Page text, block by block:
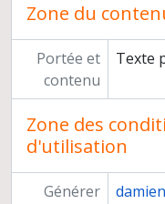
Zone du
Portée et
contenu
Texte
Zone des
d'utilisation
Générer